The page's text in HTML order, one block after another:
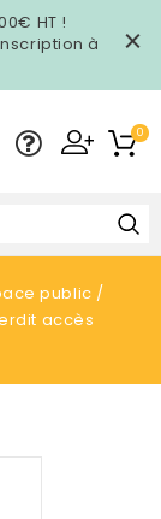
HT !
à
0
public
accès